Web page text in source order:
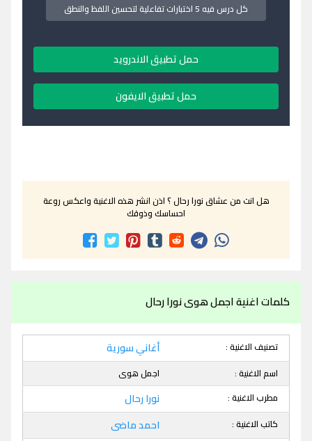
كل درس فيه 5 اختبارات تفاعلية لتحسين اللفظ والنطق
حمل تطبيق الاندرويد
حمل تطبيق الايفون
هل انت من عشاق نورا رحال ؟ اذن انشر هذه الاغنية واعكس روعة
احساسك وذوقك
كلمات اغنية اجمل هوى نورا رحال
تصنيف الاغنية : أغاني سورية
اسم الاغنية :
اجمل هوى
مطرب الاغنية :
نورا رحال
كاتب الاغنية : احمد ماضى